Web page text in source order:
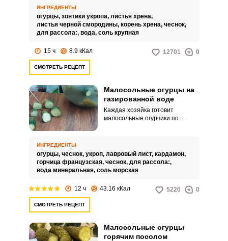
набраться терпения, чтобы
попробовать ее.
ИНГРЕДИЕНТЫ
огурцы, зонтики укропа, листья хрена,
листья черной смородины, корень хрена, чеснок,
для рассола:, вода, соль крупная
15 ч 8.9 кКал 12701 0
СМОТРЕТЬ РЕЦЕПТ
Малосольные огурцы на
газированной воде
Каждая хозяйка готовит
малосольные огурчики по
газированной воде.
ИНГРЕДИЕНТЫ
огурцы, чеснок, укроп, лавровый лист, кардамон,
горчица французская, чеснок, для рассола:,
вода минеральная, соль морская
12 ч 43.16 кКал 5220 0
СМОТРЕТЬ РЕЦЕПТ
Малосольные огурцы
горячим посолом